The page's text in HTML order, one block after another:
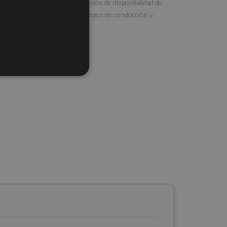
GPS, según dispositivo. Previsión de disponibilidad de
conductores en cuanto a tiempos de conducción y